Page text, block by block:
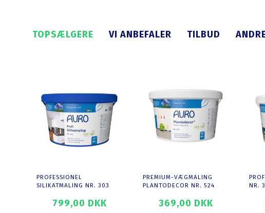
TOPSÆLGERE VI ANBEFALER TILBUD
PROFESSIONEL
SILIKATMALING NR. 303
799,00 DKK
PREMIUM-VÆGMALING
PLANTODECOR NR. 524
369,00 DKK
NR.